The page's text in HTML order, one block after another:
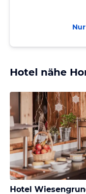
Hotel nähe
Hotel